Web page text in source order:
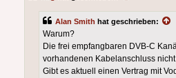
Alan Smith hat geschrieben:
Warum?
Die frei empfangbaren DVB-C
vorhandenen Kabelanschluss
Gibt es aktuell einen Vertrag mit